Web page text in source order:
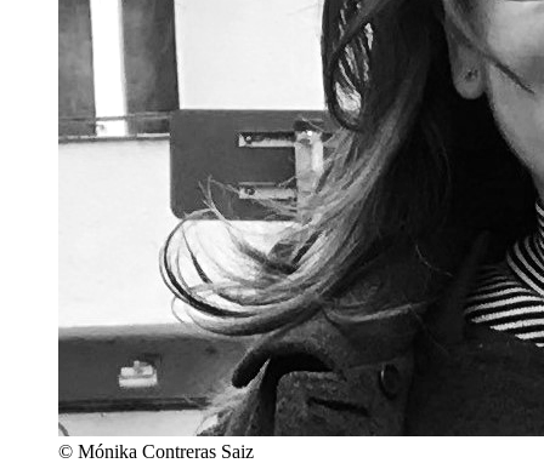
© Mónika Contreras Saiz